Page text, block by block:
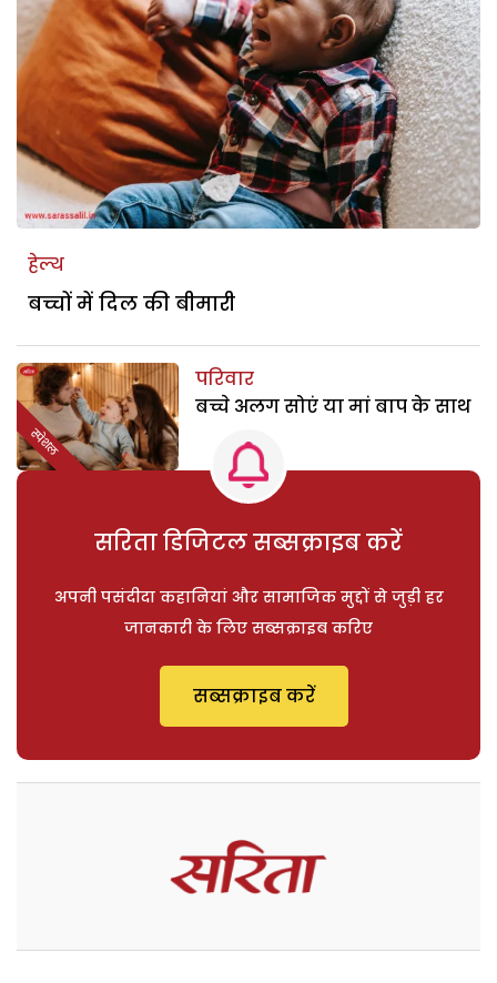
हेल्थ
बच्चों में दिल की बीमारी
स्पेशल
परिवार
बच्चे अलग सोएं या मां बाप के साथ
सरिता डिजिटल सब्सक्राइब करें
अपनी पसंदीदा कहानियां और सामाजिक मुद्दों से जुड़ी हर
जानकारी के लिए सब्सक्राइब करिए
सब्सक्राइब करें